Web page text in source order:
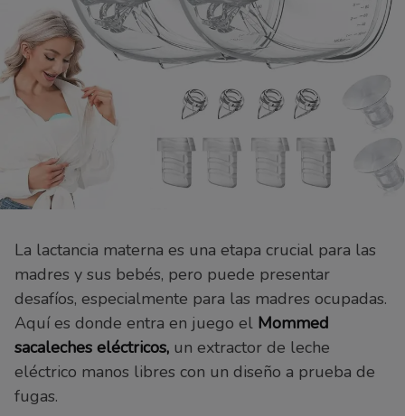
La lactancia materna es una etapa crucial para las
madres y sus bebés, pero puede presentar
desafíos, especialmente para las madres ocupadas.
Aquí es donde entra en juego el Mommed
sacaleches eléctricos, un extractor de leche
eléctrico manos libres con un diseño a prueba de
fugas.